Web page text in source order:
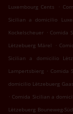
Luxembourg Cents
.
Sicilian a domicilio
Kockelscheuer . Comida
Lëtzebuerg Märel
.
Sicilian a domicilio
Lampertsbierg . Comida
domicilio Lëtzebuerg
. Comida Sicilian a
Lëtzebuerg Bouneweg-Süd